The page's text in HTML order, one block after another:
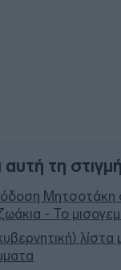
τη στιγμή
Μητσοτάκη
- Το